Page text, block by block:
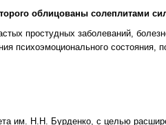
облицованы солеплитами
простудных заболеваний,
психоэмоционального состояния,
им. Н.Н. Бурденко, с целью